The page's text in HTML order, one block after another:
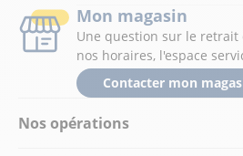
Nos opérations
Mon magasin
Une question sur le retrait
nos horaires, l'espace
Contacter mon